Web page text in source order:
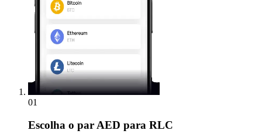
01
Escolha o par AED para RLC